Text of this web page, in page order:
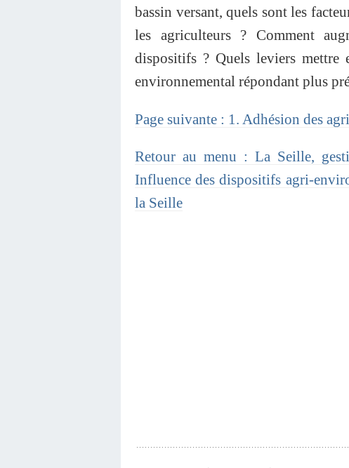
bassin versant, quels sont les
les agriculteurs ? Comment
dispositifs ? Quels leviers mettre
environnemental répondant plus
Page suivante : 1. Adhésion des
Retour au menu : La Seille,
Influence des dispositifs agri-
la Seille